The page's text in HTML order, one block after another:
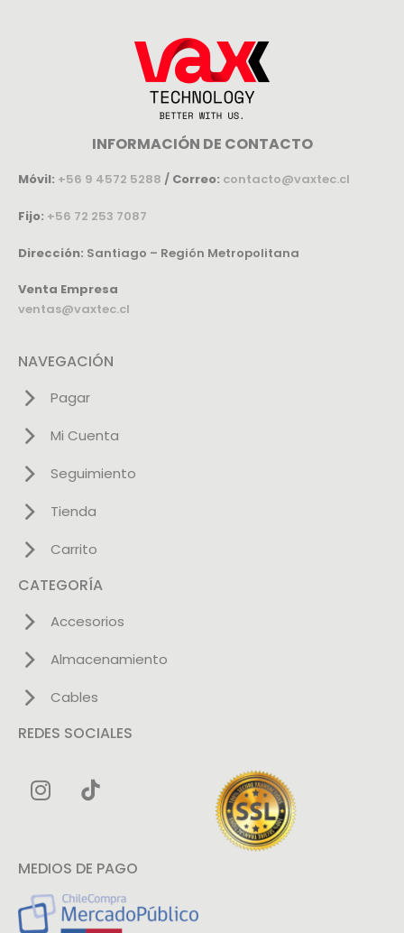
INFORMACIÓN DE CONTACTO
Móvil: +56 9 4572 5288 / Correo: contacto@vaxtec.cl
Fijo: +56 72 253 7087
Dirección: Santiago – Región Metropolitana
Venta Empresa
ventas@vaxtec.cl
NAVEGACIÓN
Pagar
Mi Cuenta
Seguimiento
Tienda
Carrito
CATEGORÍA
Accesorios
Almacenamiento
Cables
REDES SOCIALES
MEDIOS DE PAGO